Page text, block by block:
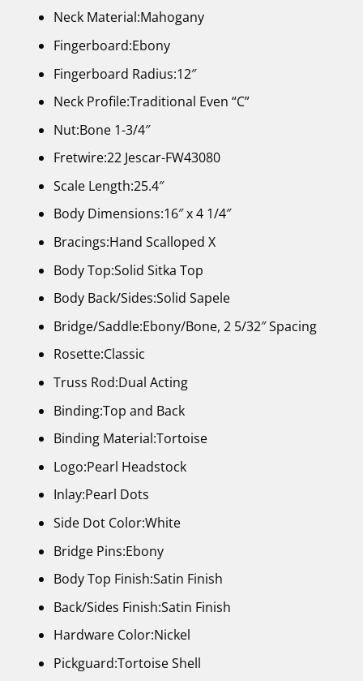
Neck Material:Mahogany
Fingerboard:Ebony
Fingerboard Radius:12″
Neck Profile:Traditional Even “C”
Nut:Bone 1-3/4″
Fretwire:22 Jescar-FW43080
Scale Length:25.4″
Body Dimensions:16″ x 4 1/4″
Bracings:Hand Scalloped X
Body Top:Solid Sitka Top
Body Back/Sides:Solid Sapele
Bridge/Saddle:Ebony/Bone, 2 5/32″ Spacing
Rosette:Classic
Truss Rod:Dual Acting
Binding:Top and Back
Binding Material:Tortoise
Logo:Pearl Headstock
Inlay:Pearl Dots
Side Dot Color:White
Bridge Pins:Ebony
Body Top Finish:Satin Finish
Back/Sides Finish:Satin Finish
Hardware Color:Nickel
Pickguard:Tortoise Shell